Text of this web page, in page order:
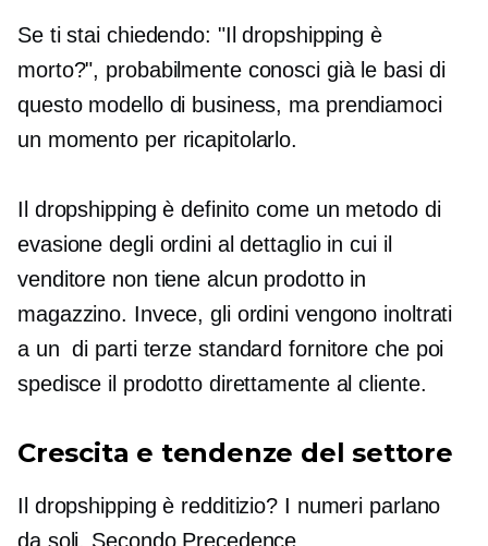
Se ti stai chiedendo: "Il dropshipping è
morto?", probabilmente conosci già le basi di
questo modello di business, ma prendiamoci
un momento per ricapitolarlo.
Il dropshipping è definito come un metodo di
evasione degli ordini al dettaglio in cui il
venditore non tiene alcun prodotto in
magazzino. Invece, gli ordini vengono inoltrati
a un di parti terze standard fornitore che poi
spedisce il prodotto direttamente al cliente.
Crescita e tendenze del settore
Il dropshipping è redditizio? I numeri parlano
da soli. Secondo Precedence